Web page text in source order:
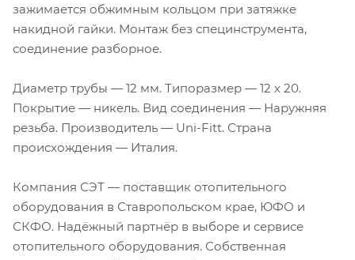
зажимается обжимным кольцом при затяжке
накидной гайки. Монтаж без специнструмента,
соединение разборное.
Диаметр трубы — 12 мм. Типоразмер — 12 х 20.
Покрытие — никель. Вид соединения — Наружняя
резьба. Производитель — Uni-Fitt. Страна
происхождения — Италия.
Компания СЭТ — поставщик отопительного
оборудования в Ставропольском крае, ЮФО и
СКФО. Надёжный партнёр в выборе и сервисе
отопительного оборудования. Собственная